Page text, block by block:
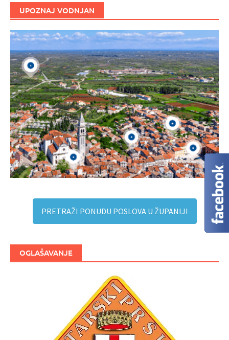
UPOZNAJ VODNJAN
PRETRAŽI PONUDU POSLOVA U ŽUPANIJI
OGLAŠAVANJE